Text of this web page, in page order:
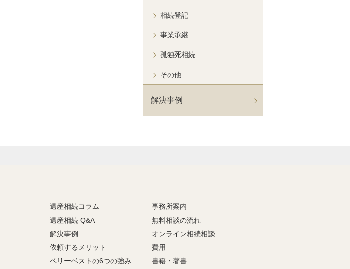
相続登記
事業承継
孤独死相続
その他
解決事例
遺産相続コラム
遺産相続 Q&A
解決事例
依頼するメリット
ベリーベストの6つの強み
事務所案内
無料相談の流れ
オンライン相続相談
費用
書籍・著書